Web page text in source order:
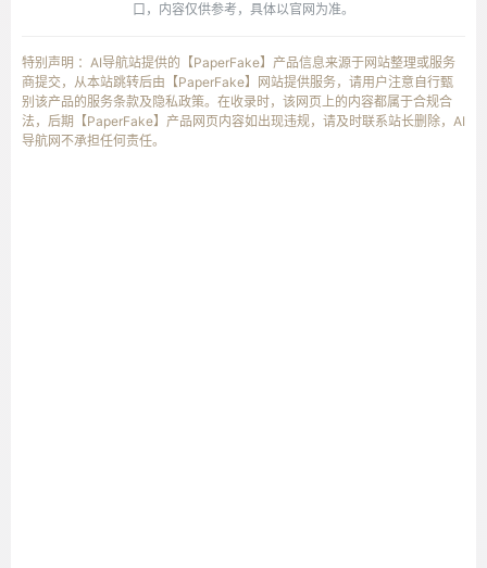
口，内容仅供参考，具体以官网为准。
特别声明 ：AI导航站提供的【PaperFake】产品信息来源于网站整理或服务
商提交，从本站跳转后由【PaperFake】网站提供服务，请用户注意自行甄
别该产品的服务条款及隐私政策。在收录时，该网页上的内容都属于合规合
法，后期【PaperFake】产品网页内容如出现违规，请及时联系站长删除，AI
导航网不承担任何责任。